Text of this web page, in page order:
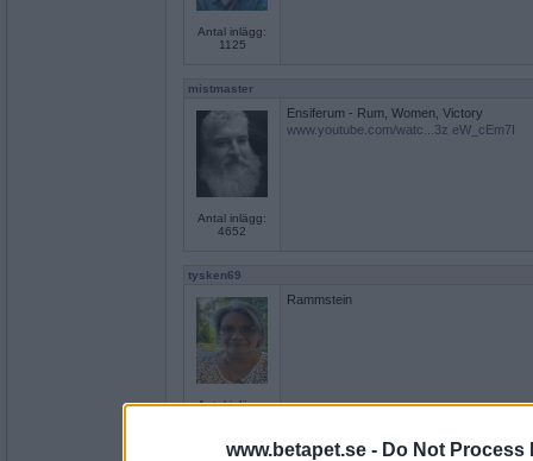
www.betapet.se - Do Not Process
Antal inlägg:
1125
mistmaster
Antal inlägg:
4652
Ensiferum - Rum, Women, Victory
www.youtube.com/watc...3z eW_cEm7I
tysken69
Antal inlägg:
Rammstein